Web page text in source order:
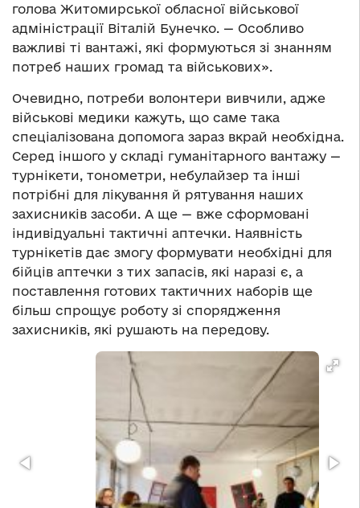
голова Житомирської обласної військової
адміністрації Віталій Бунечко. — Особливо
важливі ті вантажі, які формуються зі знанням
потреб наших громад та військових».
Очевидно, потреби волонтери вивчили, адже
військові медики кажуть, що саме така
спеціалізована допомога зараз вкрай необхідна.
Серед іншого у складі гуманітарного вантажу —
турнікети, тонометри, небулайзер та інші
потрібні для лікування й рятування наших
захисників засоби. А ще — вже сформовані
індивідуальні тактичні аптечки. Наявність
турнікетів дає змогу формувати необхідні для
бійців аптечки з тих запасів, які наразі є, а
поставлення готових тактичних наборів ще
більш спрощує роботу зі спорядження
захисників, які рушають на передову.